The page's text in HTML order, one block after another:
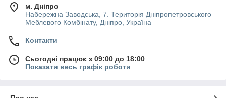
м. Дніпро
Набережна Заводська, 7. Територія Дніпропетровського
Меблевого Комбінату, Дніпро, Україна
Контакти
Сьогодні працює з 09:00 до 18:00
Показати весь графік роботи